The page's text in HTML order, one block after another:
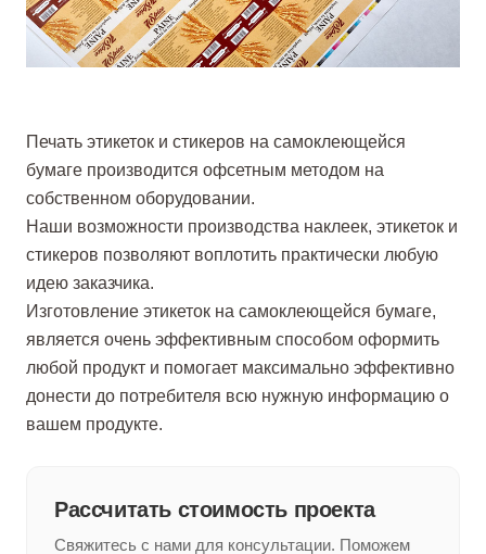
Печать этикеток и стикеров на самоклеющейся
бумаге производится офсетным методом на
собственном оборудовании.
Наши возможности производства наклеек, этикеток и
стикеров позволяют воплотить практически любую
идею заказчика.
Изготовление этикеток на самоклеющейся бумаге,
является очень эффективным способом оформить
любой продукт и помогает максимально эффективно
донести до потребителя всю нужную информацию о
вашем продукте.
Рассчитать стоимость проекта
Свяжитесь с нами для консультации. Поможем